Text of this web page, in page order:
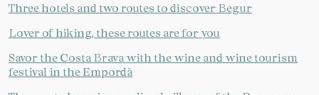
Three hotels and two routes to discover Begur
Lover of hiking, these routes are for you
Savor the Costa Brava with the wine and wine tourism
festival in the Empordà